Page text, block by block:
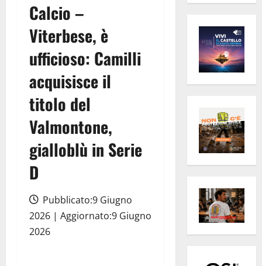
Calcio –
Viterbese, è
ufficioso: Camilli
acquisisce il
titolo del
Valmontone,
gialloblù in Serie
D
Pubblicato:9 Giugno
2026 | Aggiornato:9 Giugno
2026